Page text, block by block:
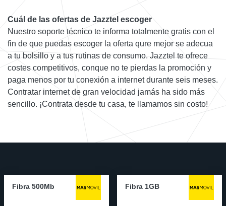
Cuál de las ofertas de Jazztel escoger
Nuestro soporte técnico te informa totalmente gratis con el
fin de que puedas escoger la oferta qure mejor se adecua
a tu bolsillo y a tus rutinas de consumo. Jazztel te ofrece
costes competitivos, conque no te pierdas la promoción y
paga menos por tu conexión a internet durante seis meses.
Contratar internet de gran velocidad jamás ha sido más
sencillo. ¡Contrata desde tu casa, te llamamos sin costo!
Fibra 500Mb Fibra 1GB